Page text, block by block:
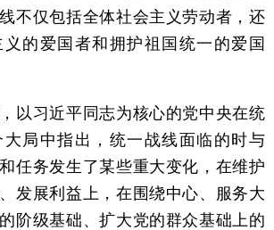
不仅包括全体社会主义劳动者，还
的爱国者和拥护祖国统一的爱国
习近平同志为核心的党中央在统
局中指出，统一战线面临的时与
任务发生了某些重大变化，在维护
发展利益上，在围绕中心、服务大
阶级基础、扩大党的群众基础上的